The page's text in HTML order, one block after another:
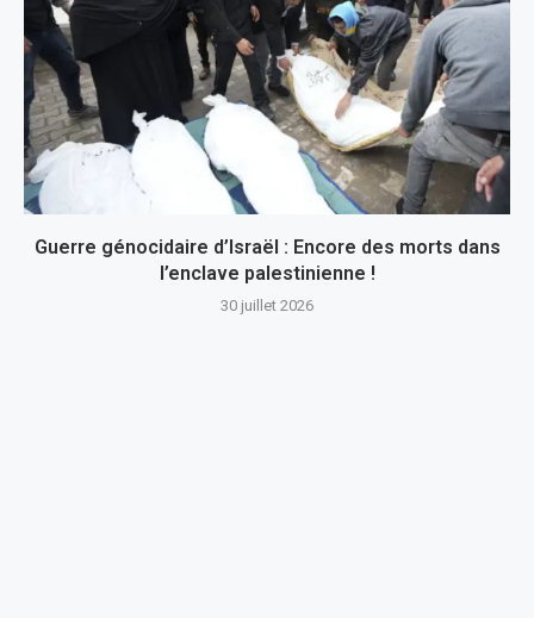
Guerre génocidaire d’Israël : Encore des morts dans
l’enclave palestinienne !
30 juillet 2026